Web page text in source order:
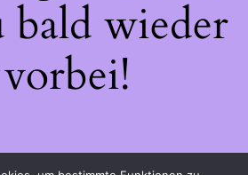
bald wieder
vorbei!